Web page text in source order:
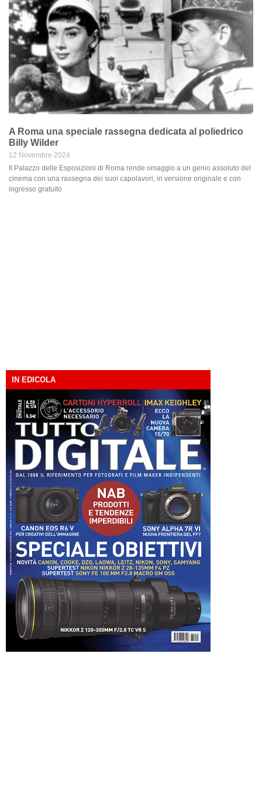
A Roma una speciale rassegna dedicata al poliedrico
Billy Wilder
12 Novembre 2024
Il Palazzo delle Esposizioni di Roma rende omaggio a un genio assoluto del
cinema con una rassegna dei suoi capolavori, in versione originale e con
ingresso gratuito
IN EDICOLA